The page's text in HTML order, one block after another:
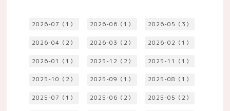
2026-07（1） 2026-06（1） 2026-05（3）
2026-04（2） 2026-03（2） 2026-02（1）
2026-01（1） 2025-12（2） 2025-11（1）
2025-10（2） 2025-09（1） 2025-08（1）
2025-07（1） 2025-06（2） 2025-05（2）